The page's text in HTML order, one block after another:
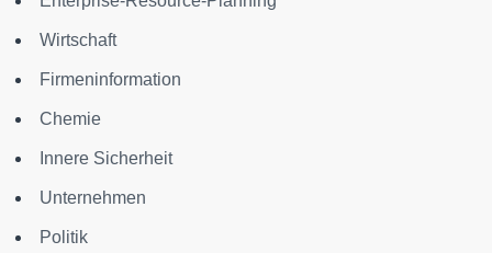
Wirtschaft
Firmeninformation
Chemie
Innere Sicherheit
Unternehmen
Politik